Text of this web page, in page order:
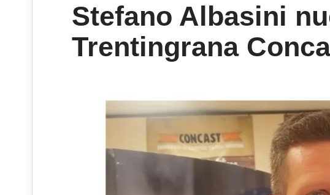
Stefano Albasini
Trentingrana